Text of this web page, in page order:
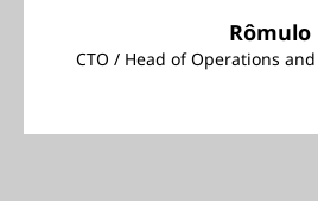
Rômulo
CTO / Head of Operations